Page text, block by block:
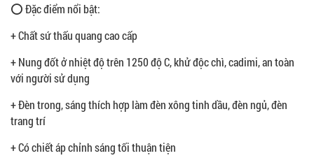
⭕ Đặc điểm nổi bật:
+ Chất sứ thấu quang cao cấp
+ Nung đốt ở nhiệt độ trên 1250 độ C, khử độc chì, cadimi, an toàn
với người sử dụng
+ Đèn trong, sáng thích hợp làm đèn xông tinh dầu, đèn ngủ, đèn
trang trí
+ Có chiết áp chỉnh sáng tối thuận tiện